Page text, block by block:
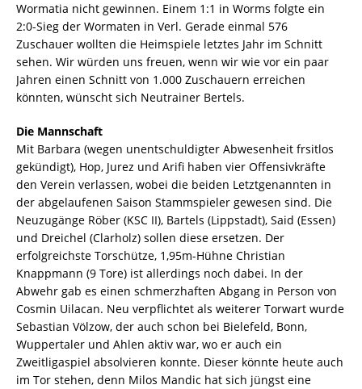
Wormatia nicht gewinnen. Einem 1:1 in Worms folgte ein
2:0-Sieg der Wormaten in Verl. Gerade einmal 576
Zuschauer wollten die Heimspiele letztes Jahr im Schnitt
sehen. Wir würden uns freuen, wenn wir wie vor ein paar
Jahren einen Schnitt von 1.000 Zuschauern erreichen
könnten, wünscht sich Neutrainer Bertels.
Die Mannschaft
Mit Barbara (wegen unentschuldigter Abwesenheit frsitlos
gekündigt), Hop, Jurez und Arifi haben vier Offensivkräfte
den Verein verlassen, wobei die beiden Letztgenannten in
der abgelaufenen Saison Stammspieler gewesen sind. Die
Neuzugänge Röber (KSC II), Bartels (Lippstadt), Said (Essen)
und Dreichel (Clarholz) sollen diese ersetzen. Der
erfolgreichste Torschütze, 1,95m-Hühne Christian
Knappmann (9 Tore) ist allerdings noch dabei. In der
Abwehr gab es einen schmerzhaften Abgang in Person von
Cosmin Uilacan. Neu verpflichtet als weiterer Torwart wurde
Sebastian Völzow, der auch schon bei Bielefeld, Bonn,
Wuppertaler und Ahlen aktiv war, wo er auch ein
Zweitligaspiel absolvieren konnte. Dieser könnte heute auch
im Tor stehen, denn Milos Mandic hat sich jüngst eine